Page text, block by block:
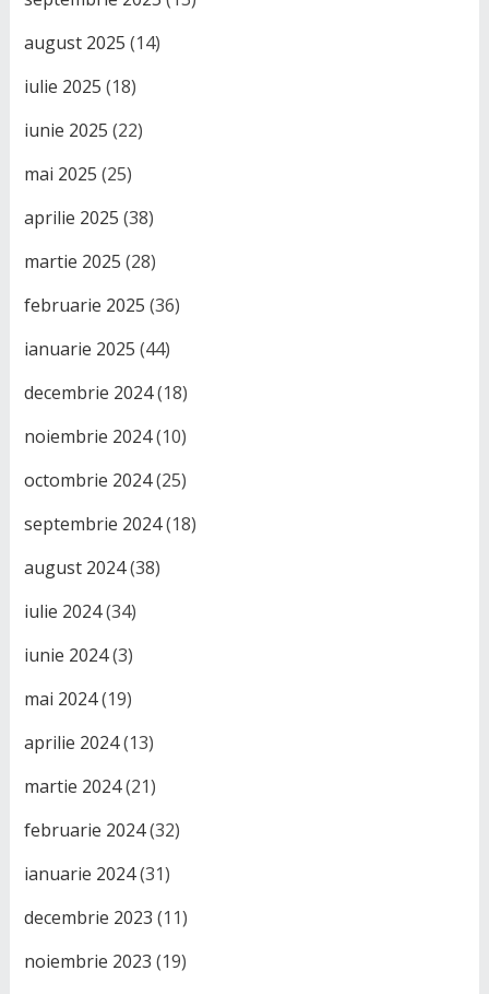
august 2025 (14)
iulie 2025 (18)
iunie 2025 (22)
mai 2025 (25)
aprilie 2025 (38)
martie 2025 (28)
februarie 2025 (36)
ianuarie 2025 (44)
decembrie 2024(18)
noiembrie 2024(10)
octombrie 2024(25)
septembrie 2024(18)
august 2024(38)
iulie 2024(34)
iunie 2024(3)
mai 2024(19)
aprilie 2024(13)
martie 2024(21)
februarie 2024(32)
ianuarie 2024(31)
decembrie 2023 (11)
noiembrie 2023 (19)